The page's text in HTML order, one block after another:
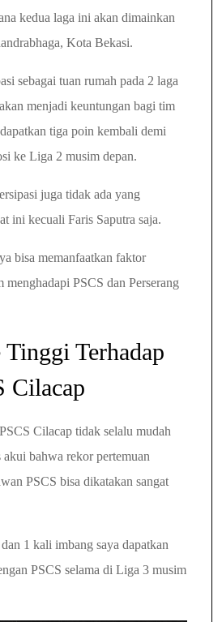
kedua laga ini akan dimainkan
Kota Bekasi.
sebagai tuan rumah pada 2 laga
menjadi keuntungan bagi tim
tiga poin kembali demi
ke Liga 2 musim depan.
juga tidak ada yang
ini kecuali Faris Saputra saja.
bisa memanfaatkan faktor
PSCS dan Perserang
Terhadap
Cilacap
Cilacap tidak selalu mudah
bahwa rekor pertemuan
PSCS bisa dikatakan sangat
1 kali imbang saya dapatkan
PSCS selama di Liga 3 musim